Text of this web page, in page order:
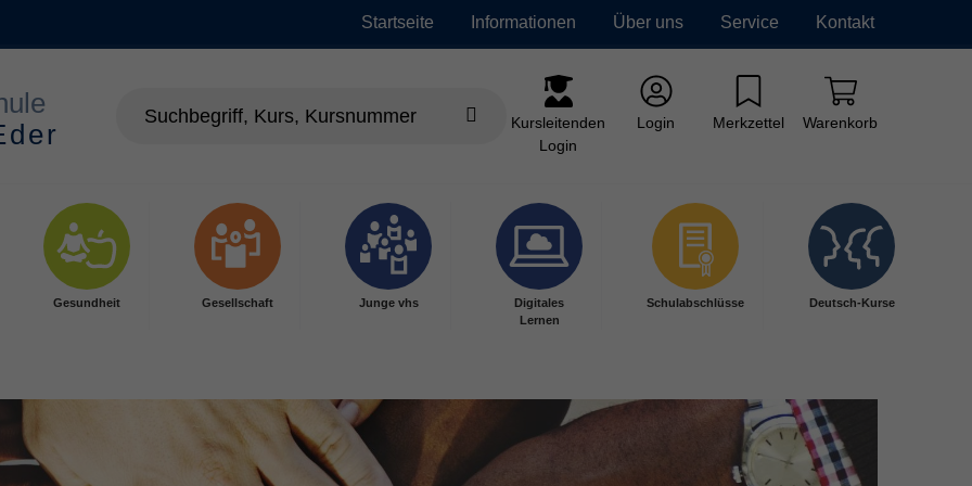
Startseite Informationen Über uns Service Kontakt
Kursleitenden
Login
Login Merkzettel Warenkorb
Gesundheit Gesellschaft Junge vhs
Digitales
Lernen
Schulabschlüsse Deutsch-Kurse